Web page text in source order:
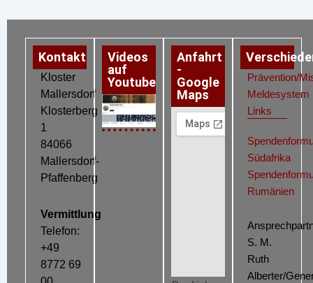
Kontakt
Kloster
Mallersdorf
Klosterberg
1
84066
Mallersdorf-
Pfaffenberg
Vermittlung
Telefon:
+49
8772 69
Videos
auf
Youtube
Datenschutz
Impressum
Cookie-Richtlinie (EU)
Anfahrt
-
Google
Maps
Prävention/
Meldesystem
Links
Südafrika
Rumänien
S. M.
Ruth
Alberter/